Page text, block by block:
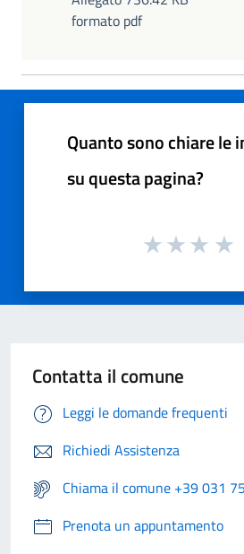
formato pdf
Quanto sono chiare le
su questa pagina?
Contatta il comune
Leggi le domande frequenti
Richiedi Assistenza
Chiama il comune +39 031
Prenota un appuntamento